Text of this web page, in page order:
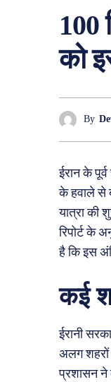
100
को
By
ईरान के
के हवाले से
यात्रा की
रिपोर्ट के
है कि इस
कई
ईरानी
अलग
प्रशासन ने